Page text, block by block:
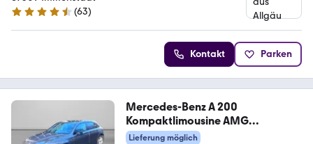
4.7 Sterne
(63)
Kontakt Parken
Mercedes-Benz A 200
Kompaktlimousine AMG
Line*Night Paket*LED
Lieferung möglich